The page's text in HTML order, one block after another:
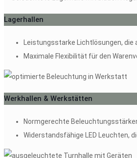
Lagerhallen
Leistungsstarke Lichtlösungen,
Maximale Flexibilität für den
Werkhallen & Werkstätten
Normgerechte
Widerstandsfähige LED Leuchten,